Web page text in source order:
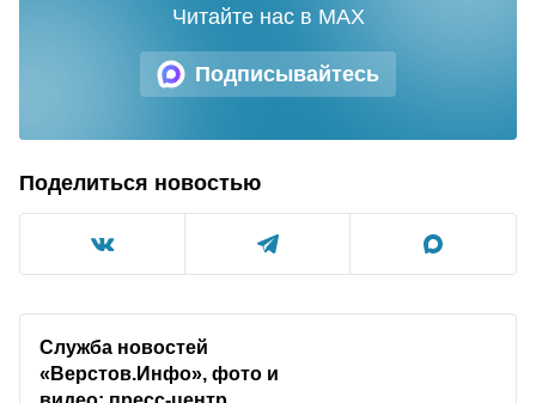
Подписывайтесь
Читайте нас в MAX
Поделиться новостью
Служба новостей
«Верстов.Инфо», фото и